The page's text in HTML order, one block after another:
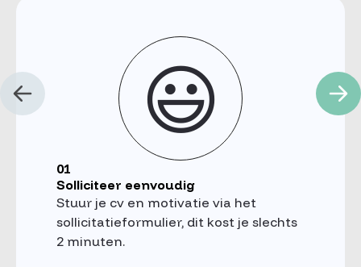
😃
01
Solliciteer eenvoudig
Stuur je cv en motivatie via het
sollicitatieformulier, dit kost je slechts
2 minuten.